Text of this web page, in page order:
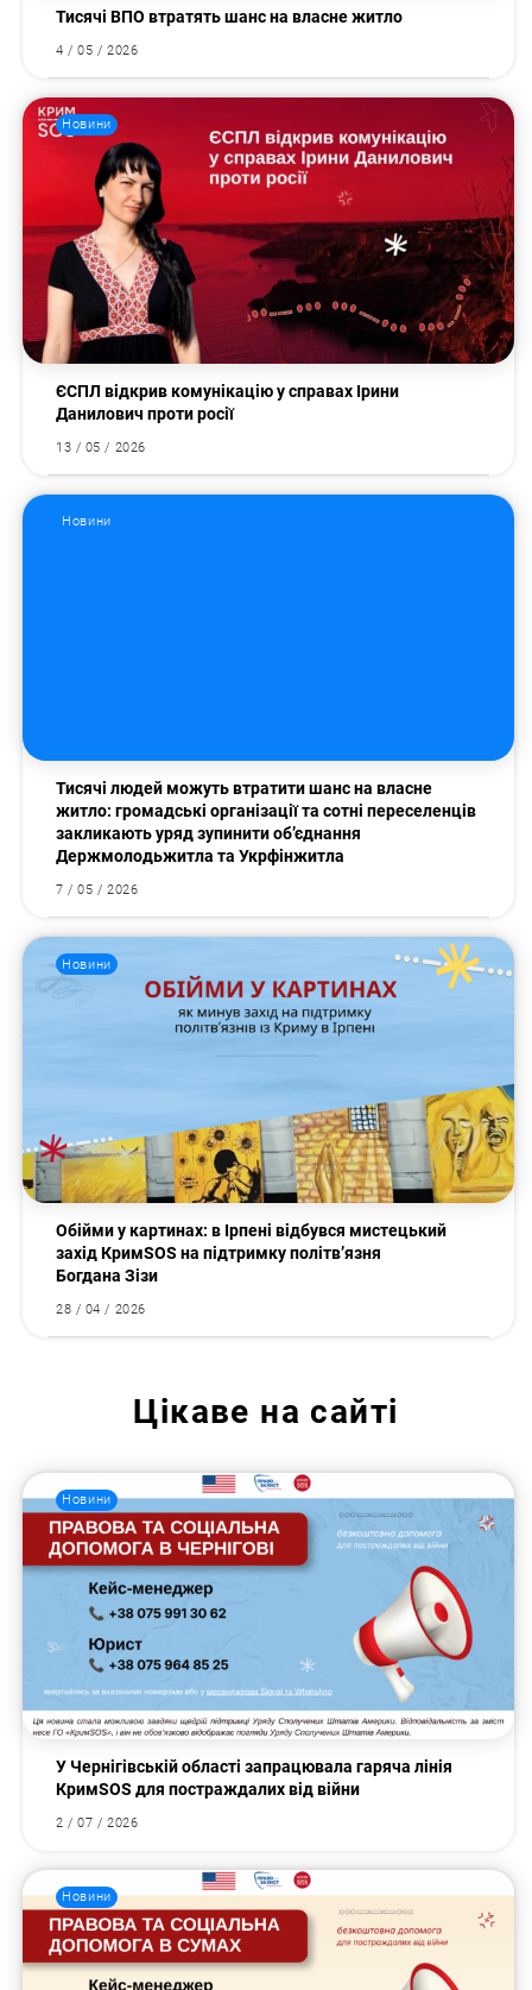
Тисячі ВПО втратять шанс на власне житло
4 / 05 / 2026
Новини
ЄСПЛ відкрив комунікацію у справах Ірини
Данилович проти росії
13 / 05 / 2026
Новини
Тисячі людей можуть втратити шанс на власне
житло: громадські організації та сотні переселенців
закликають уряд зупинити об’єднання
Держмолодьжитла та Укрфінжитла
7 / 05 / 2026
Новини
Обійми у картинах: в Ірпені відбувся мистецький
захід КримSOS на підтримку політв’язня
Богдана Зізи
28 / 04 / 2026
Цікаве на сайті
Новини
У Чернігівській області запрацювала гаряча лінія
КримSOS для постраждалих від війни
2 / 07 / 2026
Новини